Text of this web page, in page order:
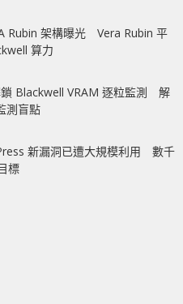
Rubin 架構曝光 Vera Rubin 平
算力
Blackwell VRAM 逐粒監測 解
測盲點
新漏洞已遭大規模利用 數千
標